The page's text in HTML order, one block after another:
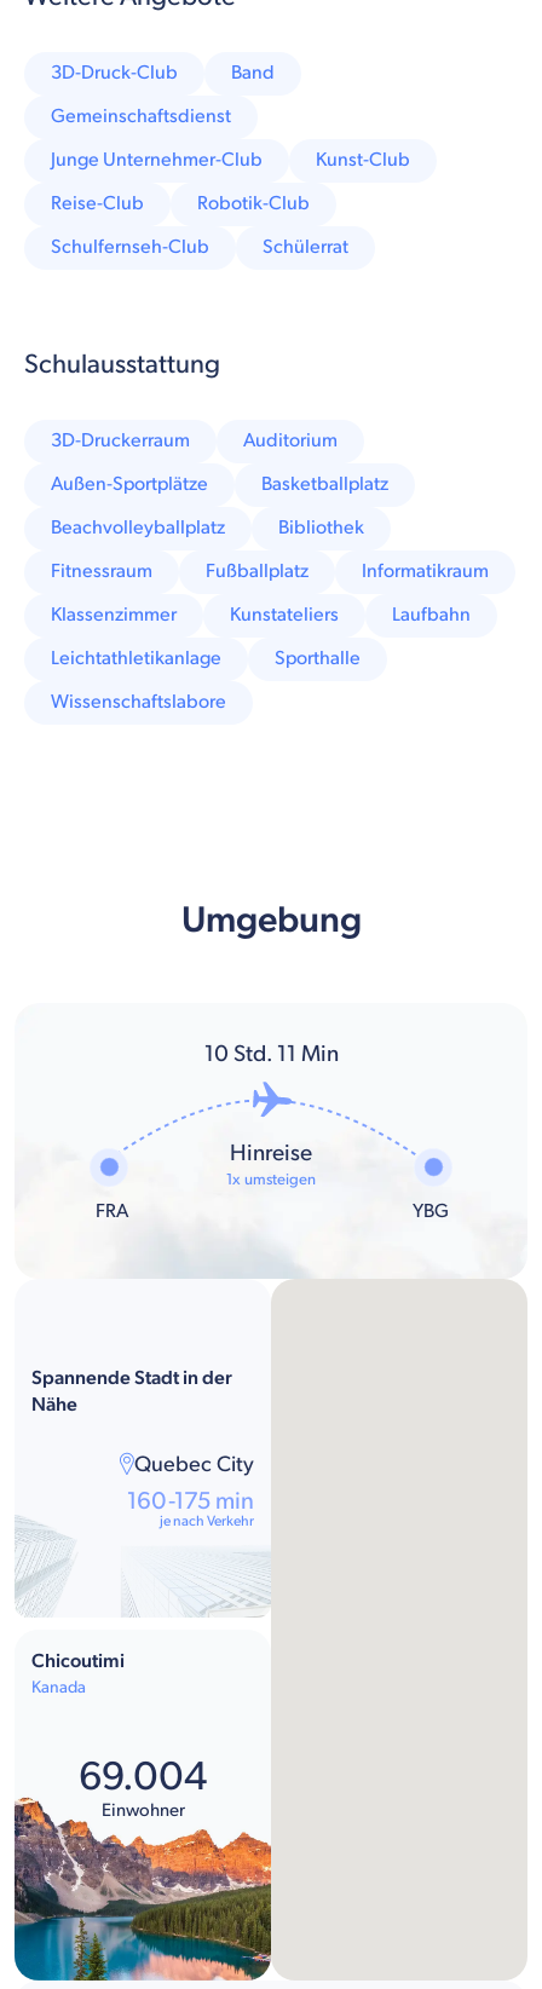
3D-Druck-Club
Band
Gemeinschaftsdienst
Junge Unternehmer-Club
Kunst-Club
Reise-Club
Robotik-Club
Schulfernseh-Club
Schülerrat
Schulausstattung
3D-Druckerraum
Auditorium
Außen-Sportplätze
Basketballplatz
Beachvolleyballplatz
Bibliothek
Fitnessraum
Fußballplatz
Informatikraum
Klassenzimmer
Kunstateliers
Laufbahn
Leichtathletikanlage
Sporthalle
Wissenschaftslabore
Umgebung
10 Std. 11 Min
FRA
Hinreise
1x umsteigen
YBG
Spannende Stadt in der
Nähe
Quebec City
160-175 min
je nach Verkehr
Chicoutimi
Kanada
69.004
Einwohner